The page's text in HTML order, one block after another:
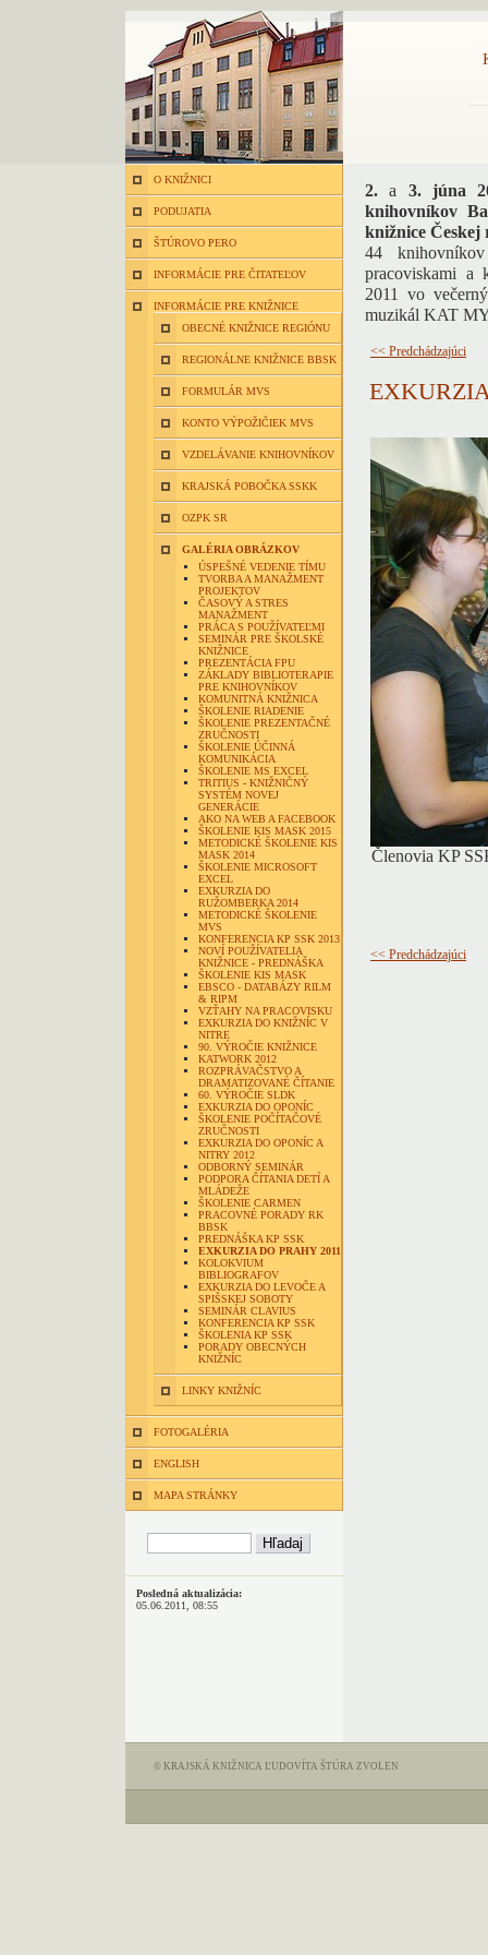
O KNIŽNICI
PODUJATIA
ŠTÚROVO PERO
INFORMÁCIE PRE ČITATEĽOV
INFORMÁCIE PRE KNIŽNICE
OBECNÉ KNIŽNICE REGIÓNU
REGIONÁLNE KNIŽNICE BBSK
FORMULÁR MVS
KONTO VÝPOŽIČIEK MVS
VZDELÁVANIE KNIHOVNÍKOV
KRAJSKÁ POBOČKA SSKK
OZPK SR
GALÉRIA OBRÁZKOV
ÚSPEŠNÉ VEDENIE TÍMU
TVORBA A MANAŽMENT
PROJEKTOV
ČASOVÝ A STRES
MANAŽMENT
PRÁCA S POUŽÍVATEĽMI
SEMINÁR PRE ŠKOLSKÉ
KNIŽNICE
PREZENTÁCIA FPU
ZÁKLADY BIBLIOTERAPIE
PRE KNIHOVNÍKOV
KOMUNITNÁ KNIŽNICA
ŠKOLENIE RIADENIE
ŠKOLENIE PREZENTAČNÉ
ZRUČNOSTI
ŠKOLENIE ÚČINNÁ
KOMUNIKÁCIA
ŠKOLENIE MS EXCEL
TRITIUS - KNIŽNIČNÝ
SYSTÉM NOVEJ
GENERÁCIE
AKO NA WEB A FACEBOOK
ŠKOLENIE KIS MASK 2015
METODICKÉ ŠKOLENIE KIS
MASK 2014
ŠKOLENIE MICROSOFT
EXCEL
EXKURZIA DO
RUŽOMBERKA 2014
METODICKÉ ŠKOLENIE
MVS
KONFERENCIA KP SSK 2013
NOVÍ POUŽÍVATELIA
KNIŽNICE - PREDNÁŠKA
ŠKOLENIE KIS MASK
EBSCO - DATABÁZY RILM
& RIPM
VZŤAHY NA PRACOVISKU
EXKURZIA DO KNIŽNÍC V
NITRE
90. VÝROČIE KNIŽNICE
KATWORK 2012
ROZPRÁVAČSTVO A
DRAMATIZOVANÉ ČÍTANIE
60. VÝROČIE SLDK
EXKURZIA DO OPONÍC
ŠKOLENIE POČÍTAČOVÉ
ZRUČNOSTI
EXKURZIA DO OPONÍC A
NITRY 2012
ODBORNÝ SEMINÁR
PODPORA ČÍTANIA DETÍ A
MLÁDEŽE
ŠKOLENIE CARMEN
PRACOVNÉ PORADY RK
BBSK
PREDNÁŠKA KP SSK
EXKURZIA DO PRAHY 2011
KOLOKVIUM
BIBLIOGRAFOV
EXKURZIA DO LEVOČE A
SPIŠSKEJ SOBOTY
SEMINÁR CLAVIUS
KONFERENCIA KP SSK
ŠKOLENIA KP SSK
PORADY OBECNÝCH
KNIŽNÍC
LINKY KNIŽNÍC
FOTOGALÉRIA
ENGLISH
MAPA STRÁNKY
Posledná aktualizácia:
05.06.2011, 08:55
2. a 3. júna
knihovníkov
knižnice
44
pracoviskami a
2011 vo
muzikál KAT
<< Predchádzajúci
Členovia KP
<< Predchádzajúci
© KRAJSKÁ KNIŽNICA ĽUDOVÍTA ŠTÚRA ZVOLEN